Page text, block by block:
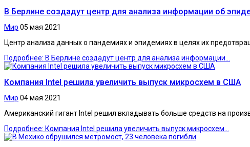
В Берлине создадут центр для анализа информации об
Мир 05 мая 2021
Центр анализа данных о пандемиях и эпидемиях в целях их
Подробнее: В Берлине создадут центр для анализа информации...
Компания Intel решила увеличить выпуск микросхем в США
Мир 04 мая 2021
Американский гигант Intel решил вкладывать больше средств на
Подробнее: Компания Intel решила увеличить выпуск микросхем...